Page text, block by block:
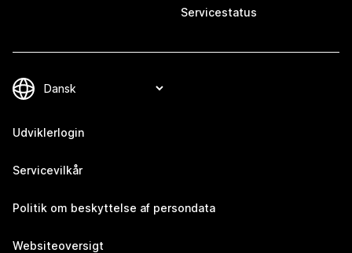
Servicestatus
Udviklerlogin
Servicevilkår
Politik om beskyttelse af persondata
Websiteoversigt